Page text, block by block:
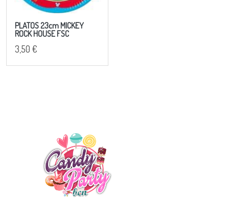
PLATOS 23cm MICKEY
ROCK HOUSE FSC
3,50 €